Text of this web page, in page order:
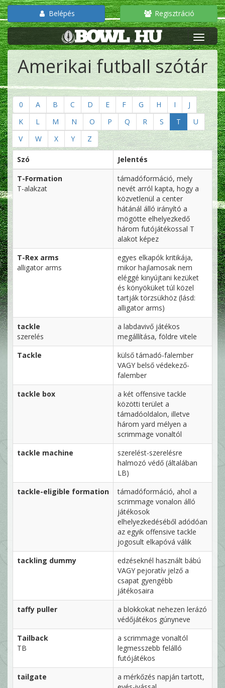
Belépés Regisztráció
Amerikai futball szótár
0 A B C D E F G H I
J
K
L M N O P Q R S T
U
V
W X Y Z
Szó
Jelentés
T-Formation
T-alakzat
támadóformáció, mely
nevét arról kapta, hogy a
közvetlenül a center
hátánál álló irányító a
mögötte elhelyezkedő
három futójátékossal T
alakot képez
T-Rex arms
alligator arms
egyes elkapók kritikája,
mikor hajlamosak nem
eléggé kinyújtani kezüket
és könyöküket túl közel
tartják törzsükhöz (lásd:
alligator arms)
tackle
szerelés
a labdavivő játékos
megállítása, földre vitele
Tackle
külső támadó-falember
VAGY belső védekező-
falember
tackle box
a két offensive tackle
közötti terület a
támadóoldalon, illetve
három yard mélyen a
scrimmage vonaltól
tackle machine
szerelést-szerelésre
halmozó védő (általában
LB)
tackle-eligible formation
támadóformáció, ahol a
scrimmage vonalon álló
játékosok
elhelyezkedéséből adódóan
az egyik offensive tackle
jogosult elkapóvá válik
tackling dummy
edzéseknél használt bábú
VAGY pejoratív jelző a
csapat gyengébb
játékosaira
taffy puller
a blokkokat nehezen lerázó
védőjátékos gúnyneve
Tailback
TB
a scrimmage vonaltól
legmesszebb felálló
futójátékos
tailgate
a mérkőzés napján tartott,